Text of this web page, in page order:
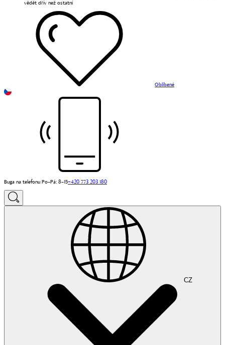
vědět dřív než ostatní
Oblíbené
Buga na telefonu Po–Pá: 8–15+420 773 203 180
CZ